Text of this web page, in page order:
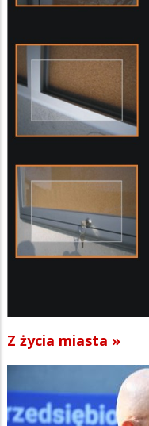
Z życia miasta »